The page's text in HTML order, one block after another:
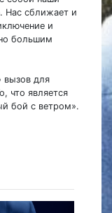
Нас сближает и
и
большим
вызов для
что является
бой с ветром».